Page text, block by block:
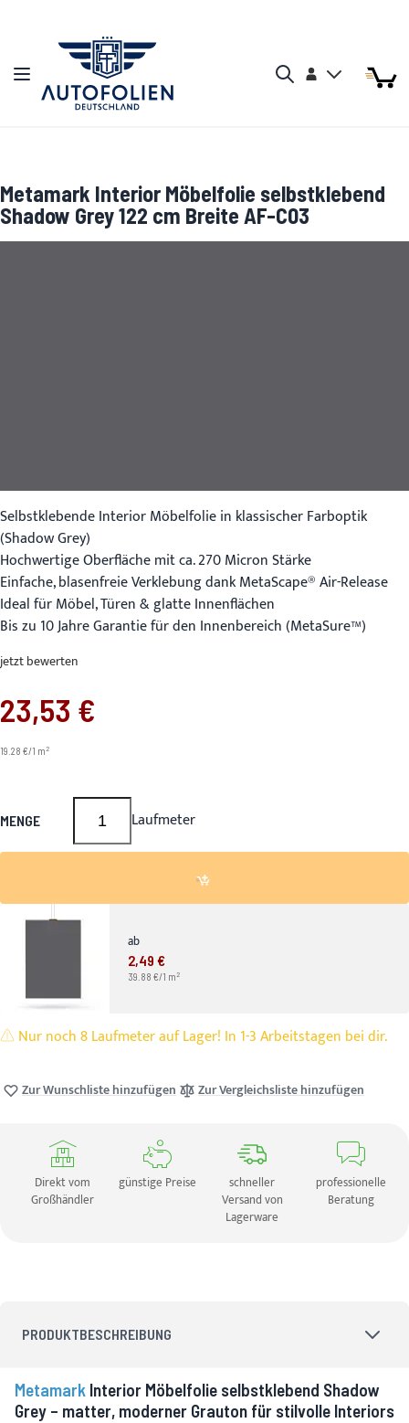
Navigation umschalten Konto Mein
Selbstklebende Interior Möbelfolie in klassischer Farboptik
(Shadow Grey)
Hochwertige Oberfläche mit ca. 270 Micron Stärke
Einfache, blasenfreie Verklebung dank MetaScape® Air-Release
Ideal für Möbel, Türen & glatte Innenflächen
Bis zu 10 Jahre Garantie für den Innenbereich (MetaSure™)
Metamark Interior Möbelfolie selbstklebend
Shadow Grey 122 cm Breite AF-C03
jetzt bewerten
23,53 €
19.28 €/1 m2
MENGE Laufmeter
ab
2,49 €
39.88 €/1 m 2
Nur noch 8 Laufmeter auf Lager! In 1-3 Arbeitstagen bei dir.
Zur Wunschliste hinzufügen Zur Vergleichsliste hinzufügen
Direkt vom
Großhändler
günstige Preise
schneller
Versand von
Lagerware
professionelle
Beratung
PRODUKTBESCHREIBUNG
Metamark Interior Möbelfolie selbstklebend Shadow
Grey – matter, moderner Grauton für stilvolle Interiors